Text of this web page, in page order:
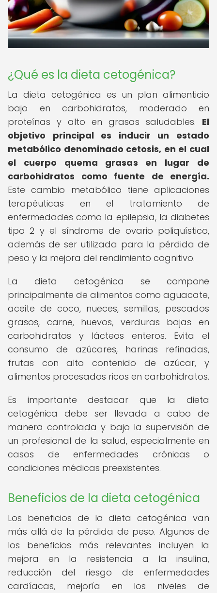
¿Qué es la dieta cetogénica?
La dieta cetogénica es un plan alimenticio
bajo en carbohidratos, moderado en
proteínas y alto en grasas saludables. El
objetivo principal es inducir un estado
metabólico denominado cetosis, en el cual
el cuerpo quema grasas en lugar de
carbohidratos como fuente de energía.
Este cambio metabólico tiene aplicaciones
terapéuticas en el tratamiento de
enfermedades como la epilepsia, la diabetes
tipo 2 y el síndrome de ovario poliquístico,
además de ser utilizada para la pérdida de
peso y la mejora del rendimiento cognitivo.
La dieta cetogénica se compone
principalmente de alimentos como aguacate,
aceite de coco, nueces, semillas, pescados
grasos, carne, huevos, verduras bajas en
carbohidratos y lácteos enteros. Evita el
consumo de azúcares, harinas refinadas,
frutas con alto contenido de azúcar, y
alimentos procesados ricos en carbohidratos.
Es importante destacar que la dieta
cetogénica debe ser llevada a cabo de
manera controlada y bajo la supervisión de
un profesional de la salud, especialmente en
casos de enfermedades crónicas o
condiciones médicas preexistentes.
Beneficios de la dieta cetogénica
Los beneficios de la dieta cetogénica van
más allá de la pérdida de peso. Algunos de
los beneficios más relevantes incluyen la
mejora en la resistencia a la insulina,
reducción del riesgo de enfermedades
cardíacas, mejoría en los niveles de